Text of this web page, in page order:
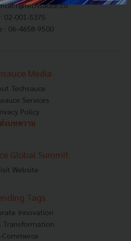
02-001-5375
: 06-4658-9500
Media
Techsauce
Services
Policy
ส่งบทความ
Global Summit
Website
Tags
Innovation
Transformation
Commerce